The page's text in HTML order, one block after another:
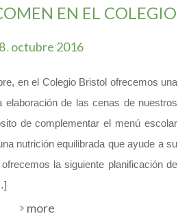
EN EL COLEGIO
. octubre 2016
en el Colegio Bristol ofrecemos una
elaboración de las cenas de nuestros
de complementar el menú escolar
nutrición equilibrada que ayude a su
la siguiente planificación de
more